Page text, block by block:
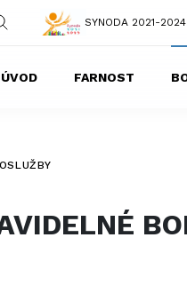
SYNODA 2021-2024
ÚVOD FARNOST